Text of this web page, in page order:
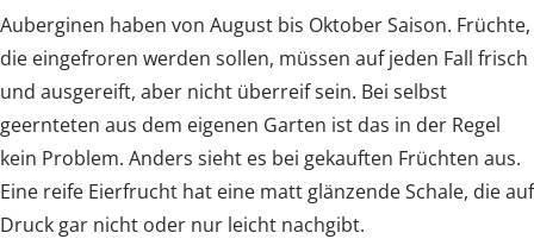
Auberginen haben von August bis Oktober Saison. Früchte,
die eingefroren werden sollen, müssen auf jeden Fall frisch
und ausgereift, aber nicht überreif sein. Bei selbst
geernteten aus dem eigenen Garten ist das in der Regel
kein Problem. Anders sieht es bei gekauften Früchten aus.
Eine reife Eierfrucht hat eine matt glänzende Schale, die auf
Druck gar nicht oder nur leicht nachgibt.